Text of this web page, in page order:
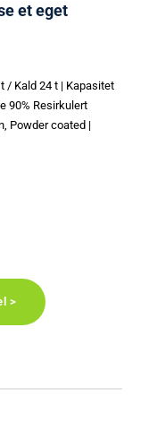
et eget
/ Kald 24 t | Kapasitet
90% Resirkulert
Powder coated |
>